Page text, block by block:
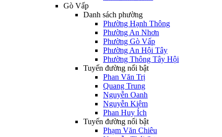
Gò Vấp
Danh sách phường
Phường Hạnh Thông
Phường An Nhơn
Phường Gò Vấp
Phường An Hội Tây
Phường Thông Tây Hội
Tuyến đường nổi bật
Phan Văn Trị
Quang Trung
Nguyễn Oanh
Nguyễn Kiệm
Phan Huy Ích
Tuyến đường nổi bật
Phạm Văn Chiêu